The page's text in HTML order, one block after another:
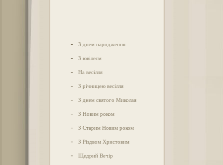
- З днем народження
- З ювілеєм
- На весілля
- З річницею весілля
- З днем святого Миколая
- З Новим роком
- З Старим Новим роком
- З Різдвом Христовим
- Щедрий Вечір